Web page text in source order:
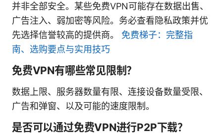
并非全部安全。某些免费VPN可能存在数据出售、
广告注入、弱加密等风险。务必查看隐私政策并优
先选择信誉较高的提供商。 免费梯子：完整指
南、选购要点与实用技巧
免费VPN有哪些常见限制？
数据上限、服务器数量有限、连接设备数量受限、
广告和弹窗、以及可能的速度限制。
是否可以通过免费VPN进行P2P下载？